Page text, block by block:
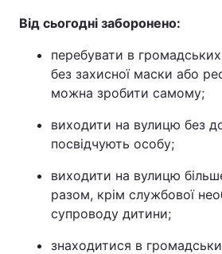
Від сьогодні заборонено:
перебувати в
без захисної маски або
можна зробити самому;
виходити на вулицю без
посвідчують особу;
виходити на вулицю
разом, крім службової
супроводу дитини;
знаходитися в